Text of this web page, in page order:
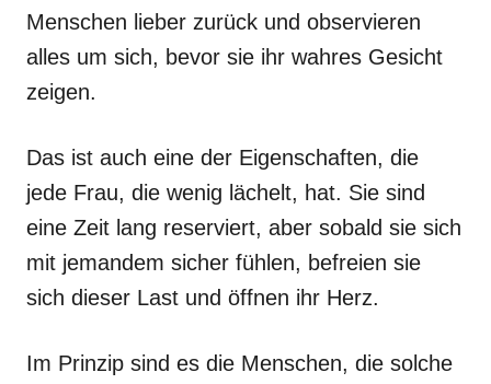
Menschen lieber zurück und observieren
alles um sich, bevor sie ihr wahres Gesicht
zeigen.
Das ist auch eine der Eigenschaften, die
jede Frau, die wenig lächelt, hat. Sie sind
eine Zeit lang reserviert, aber sobald sie sich
mit jemandem sicher fühlen, befreien sie
sich dieser Last und öffnen ihr Herz.
Im Prinzip sind es die Menschen, die solche